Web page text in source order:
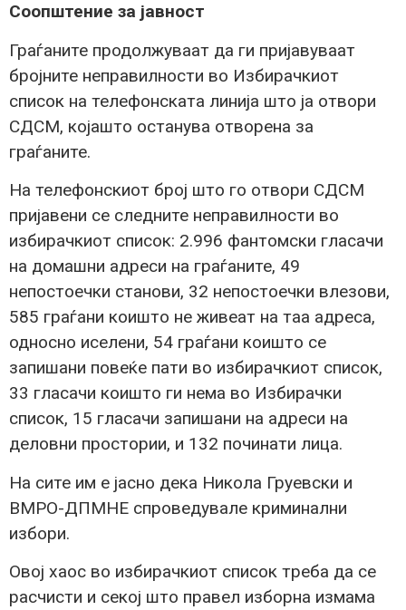
Соопштение за јавност
Граѓаните продолжуваат да ги пријавуваат
бројните неправилности во Избирачкиот
список на телефонската линија што ја отвори
СДСМ, којашто останува отворена за
граѓаните.
На телефонскиот број што го отвори СДСМ
пријавени се следните неправилности во
избирачкиот список: 2.996 фантомски гласачи
на домашни адреси на граѓаните, 49
непостоечки станови, 32 непостоечки влезови,
585 граѓани коишто не живеат на таа адреса,
односно иселени, 54 граѓани коишто се
запишани повеќе пати во избирачкиот список,
33 гласачи коишто ги нема во Избирачки
список, 15 гласачи запишани на адреси на
деловни простории, и 132 починати лица.
На сите им е јасно дека Никола Груевски и
ВМРО-ДПМНЕ спроведувале криминални
избори.
Овој хаос во избирачкиот список треба да се
расчисти и секој што правел изборна измама